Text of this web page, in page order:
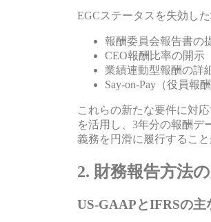
EGCステータスを失効し
報酬委員会報告書の
CEO報酬比率の開示
業績連動型報酬の詳
Say-on-Pay（役員報
これらの新たな要件に対
を活用し、3年分の報酬デ
義務を円滑に履行すること
2. 財務報告方法
US-GAAPとIFRSの主